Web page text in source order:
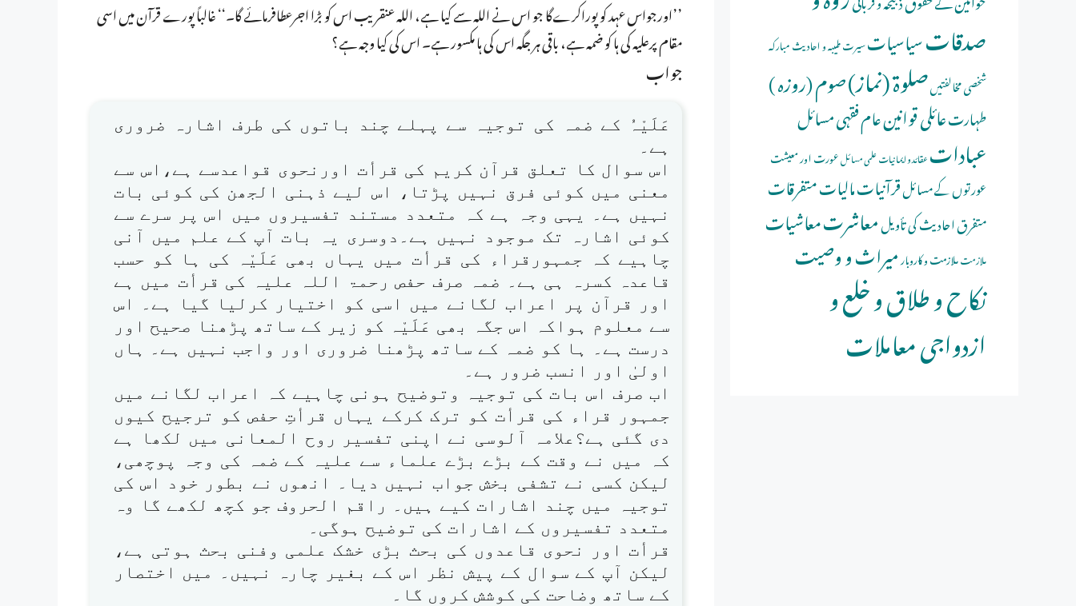
’’اورجواس عہد کو پوراکرےگا جو اس نے اللہ سے کیا ہے، اللہ عنقریب اس کو بڑا اجرعطافرمائے گا۔‘‘ غالباً پورے قرآن میں اسی
مقام پرعلیہ کی ہا کو ضمہ ہے، باقی ہر جگہ اس کی ہا مکسور ہے۔ اس کی کیا وجہ ہے؟
جواب
عَلَیْہُ کے ضمہ کی توجیہ سے پہلے چند باتوں کی طرف اشارہ ضروری
ہے۔
اس سوال کا تعلق قرآن کریم کی قرأت اورنحوی قواعدسے ہے،اس سے
معنی میں کوئی فرق نہیں پڑتا، اس لیے ذہنی الجھن کی کوئی بات
نہیں ہے۔ یہی وجہ ہے کہ متعدد مستند تفسیروں میں اس پر سرے سے
کوئی اشارہ تک موجود نہیں ہے۔دوسری یہ بات آپ کے علم میں آنی
چاہیے کہ جمہورقراء کی قرأت میں یہاں بھی عَلَیْہ کی ہا کو حسب
قاعدہ کسرہ ہی ہے۔ ضمہ صرف حفص رحمۃ اللہ علیہ کی قرأت میں ہے
اور قرآن پر اعراب لگانے میں اسی کو اختیار کرلیا گیا ہے۔ اس
سے معلوم ہواکہ اس جگہ بھی عَلَیْہ کو زیر کے ساتھ پڑھنا صحیح اور
درست ہے۔ ہا کو ضمہ کے ساتھ پڑھنا ضروری اور واجب نہیں ہے۔ ہاں
اولیٰ اور انسب ضرور ہے۔
اب صرف اس بات کی توجیہ وتوضیح ہونی چاہیے کہ اعراب لگانے میں
جمہور قراء کی قرأت کو ترک کرکے یہاں قرأتِ حفص کو ترجیح کیوں
دی گئی ہے؟علامہ آلوسی نے اپنی تفسیر روح المعانی میں لکھا ہے
کہ میں نے وقت کے بڑے بڑے علماء سے علیہ کے ضمہ کی وجہ پوچھی،
لیکن کسی نے تشفی بخش جواب نہیں دیا۔ انھوں نے بطور خود اس کی
توجیہ میں چند اشارات کیے ہیں۔ راقم الحروف جو کچھ لکھے گا وہ
متعدد تفسیروں کے اشارات کی توضیح ہوگی۔
قرأت اور نحوی قاعدوں کی بحث بڑی خشک علمی وفنی بحث ہوتی ہے،
لیکن آپ کے سوال کے پیش نظر اس کے بغیر چارہ نہیں۔ میں اختصار
کے ساتھ وضاحت کی کوشش کروں گا۔
صدقاتسیاسیاتسیرت طیبہ و احادیث مبارکہ
شخصی مخالفتیںصلوة (نماز)صوم (روزہ )
طہارتعائلی قوانینعام فقہی مسائل
عباداتعقائد و ایمانیاتعلمی مسائلعورت اور معیشت
عورتوں کے مسائلقرآنیاتمالیاتمتفرقات
متفرق احادیث کی تأویلمعاشرتمعاشیات
ملازمتملازمت و کاروبارمیراث و وصیت
نکاح و طلاق و خلع و
ازدواجی معاملات